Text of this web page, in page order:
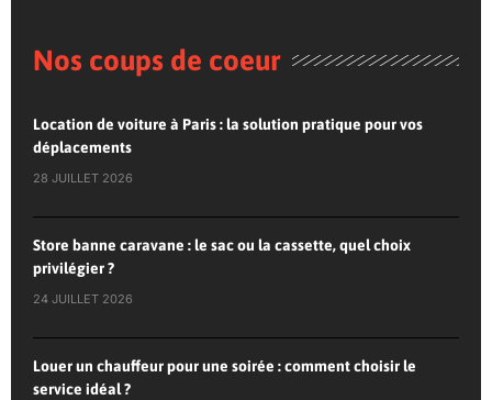
Nos coups de coeur
Location de voiture à Paris : la solution pratique pour vos
déplacements
28 JUILLET 2026
Store banne caravane : le sac ou la cassette, quel choix
privilégier ?
24 JUILLET 2026
Louer un chauffeur pour une soirée : comment choisir le
service idéal ?